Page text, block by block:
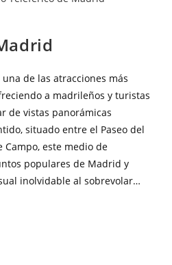
de las atracciones más
a madrileños y turistas
de vistas panorámicas
situado entre el Paseo del
Campo, este medio de
populares de Madrid y
inolvidable al sobrevolar…